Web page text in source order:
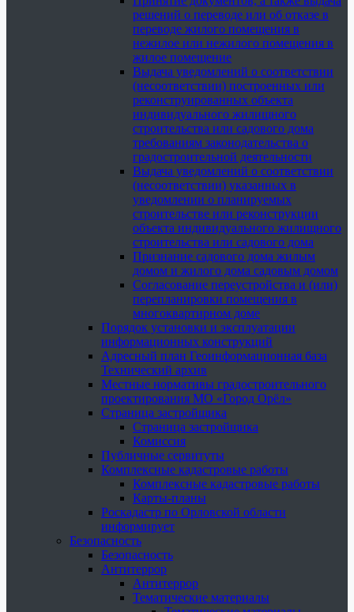
решений о переводе или об отказе в
переводе жилого помещения в
нежилое или нежилого помещения в
жилое помещение
Выдача уведомлений о соответствии
(несоответствии) построенных или
реконструированных объекта
индивидуального жилищного
строительства или садового дома
требованиям законодательства о
градостроительной деятельности
Выдача уведомлений о соответствии
(несоответствии) указанных в
уведомлении о планируемых
строительстве или реконструкции
объекта индивидуального жилищного
строительства или садового дома
Признание садового дома жилым
домом и жилого дома садовым домом
Согласование переустройства и (или)
перепланировки помещения в
многоквартирном доме
Порядок установки и эксплуатации
информационных конструкций
Адресный план Геоинформационная база
Технический архив
Местные нормативы градостроительного
проектирования МО «Город Орёл»
Страница застройщика
Страница застройщика
Комиссия
Публичные сервитуты
Комплексные кадастровые работы
Комплексные кадастровые работы
Карты-планы
Роскадастр по Орловской области
информирует
Безопасность
Безопасность
Антитеррор
Антитеррор
Тематические материалы